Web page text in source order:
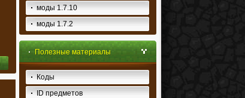
моды 1.7.10
моды 1.7.2
Полезные материалы
Коды
ID предметов